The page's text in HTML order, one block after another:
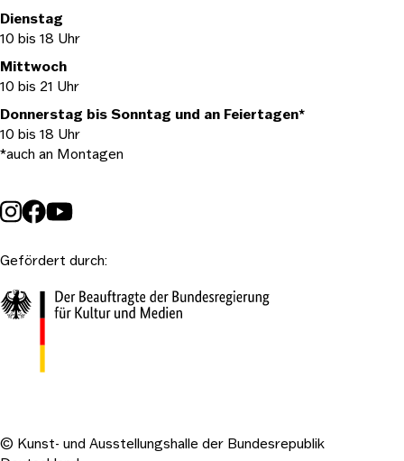
Gefördert durch:
Dienstag
10 bis 18 Uhr
Mittwoch
10 bis 21 Uhr
Donnerstag bis Sonntag und an Feiertagen*
10 bis 18 Uhr
*auch an Montagen
© Kunst- und Ausstellungshalle der Bundesrepublik